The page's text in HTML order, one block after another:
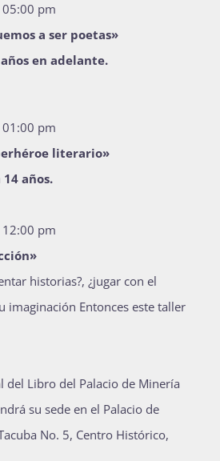
pm
a ser poetas»
en adelante.
pm
literario»
años.
pm
historias?, ¿jugar con el
imaginación Entonces este taller
del Libro del Palacio de Minería
su sede en el Palacio de
No. 5, Centro Histórico,